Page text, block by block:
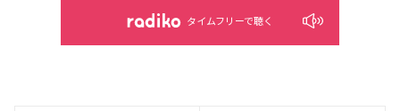
タイムフリーで聴く